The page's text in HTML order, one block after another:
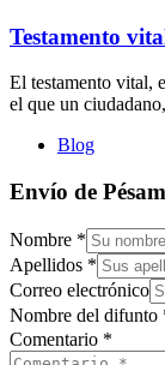
Testamento
El testamento vital,
el que un
Blog
Envío de
Nombre *
Apellidos *
Correo electrónico
Nombre del difunto
Comentario *